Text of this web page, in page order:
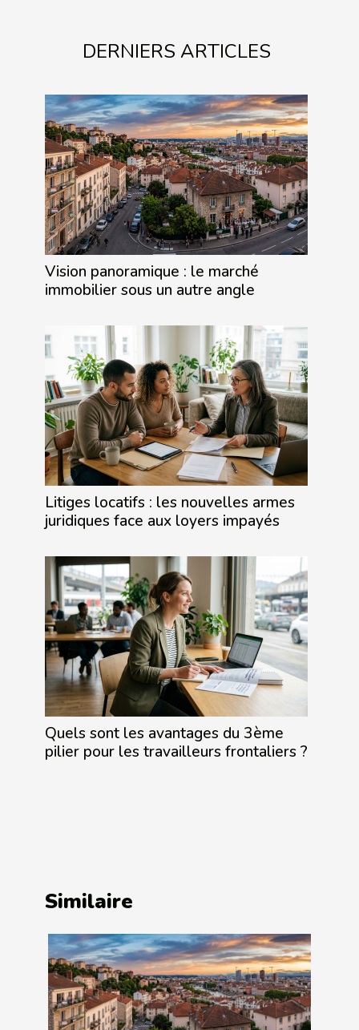
DERNIERS ARTICLES
Vision panoramique : le marché
immobilier sous un autre angle
Litiges locatifs : les nouvelles armes
juridiques face aux loyers impayés
Quels sont les avantages du 3ème
pilier pour les travailleurs frontaliers ?
Similaire